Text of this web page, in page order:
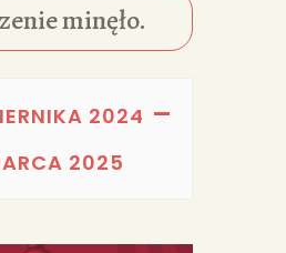
minęło.
2024 –
2025